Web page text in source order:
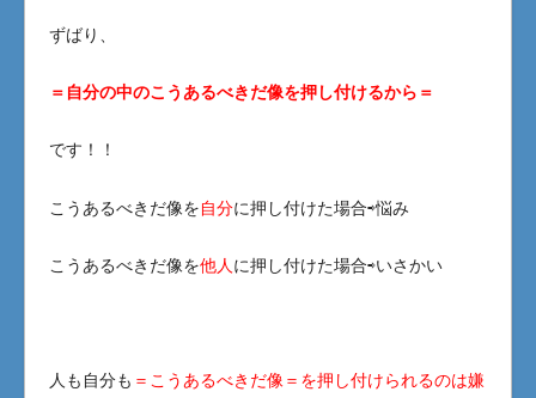
ずばり、
＝自分の中のこうあるべきだ像を押し付けるから＝
です！！
こうあるべきだ像を自分に押し付けた場合⇨悩み
こうあるべきだ像を他人 に押し付けた場合⇨いさかい
人も自分も ＝こうあるべきだ像＝を押し付けられるのは嫌